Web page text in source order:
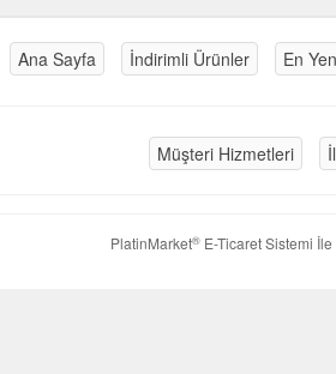
Ana Sayfa İndirimli Ürünler En
Müşteri Hizmetleri
PlatinMarket®E-Ticaret Sistemi İle